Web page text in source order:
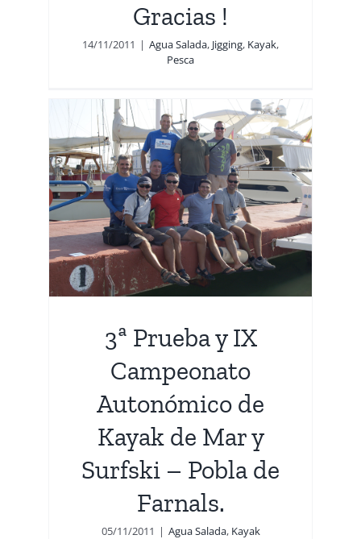
Gracias !
14/11/2011 | Agua Salada, Jigging, Kayak,
Pesca
3ª Prueba y IX
Campeonato
Autonómico de
Kayak de Mar y
Surfski – Pobla de
Farnals.
05/11/2011 | Agua Salada, Kayak